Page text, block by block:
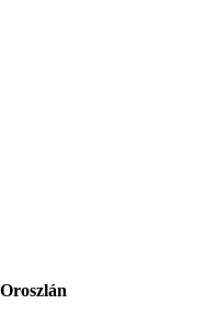
Oroszlán